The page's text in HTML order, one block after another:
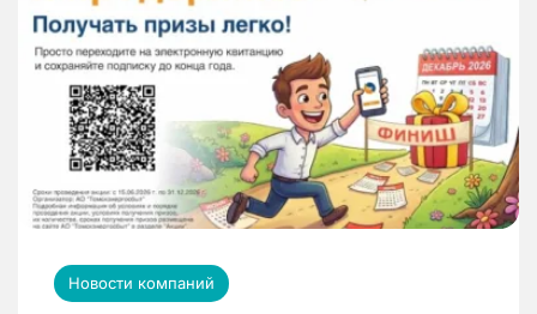
Новости компаний